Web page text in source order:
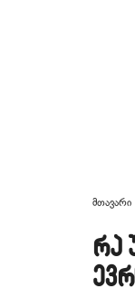
მთავარი
რა